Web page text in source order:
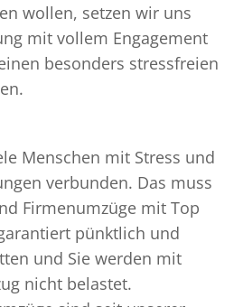
wollen, setzen wir uns
mit vollem Engagement
besonders stressfreien
Menschen mit Stress und
verbunden. Das muss
Firmenumzüge mit Top
pünktlich und
und Sie werden mit
nicht belastet.